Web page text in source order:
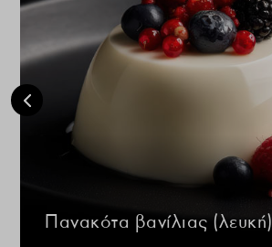
Πανακότα βανίλιας (λευκή)